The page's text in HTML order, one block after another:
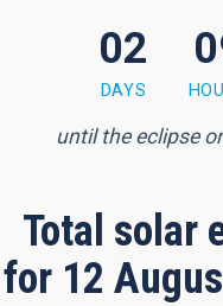
42 seconds
02
DAYS
until the eclipse
Total solar
for 12